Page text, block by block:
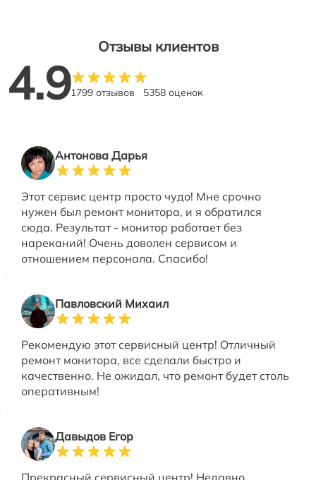
Отзывы клиентов
4.91799 отзывов 5358 оценок
Антонова Дарья
Этот сервис центр просто чудо! Мне срочно
нужен был ремонт монитора, и я обратился
сюда. Результат - монитор работает без
нареканий! Очень доволен сервисом и
отношением персонала. Спасибо!
Павловский Михаил
Рекомендую этот сервисный центр! Отличный
ремонт монитора, все сделали быстро и
качественно. Не ожидал, что ремонт будет столь
оперативным!
Давыдов Егор